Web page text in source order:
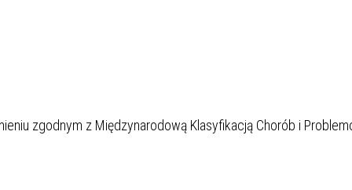
zgodnym z Międzynarodową Klasyfikacją Chorób i